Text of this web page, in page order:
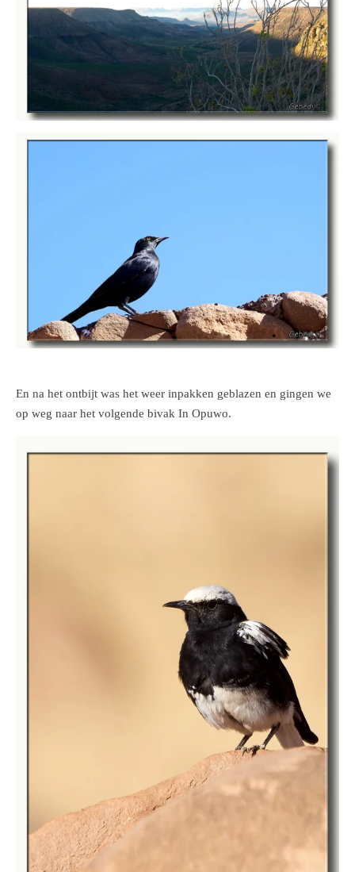
En na het ontbijt was het weer inpakken geblazen en gingen we
op weg naar het volgende bivak In Opuwo.